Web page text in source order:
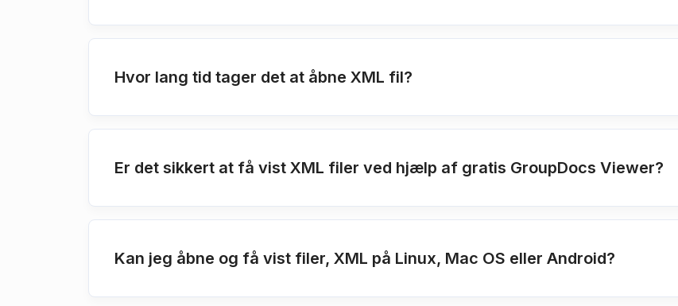
Hvor lang tid tager det at åbne XML fil?
Er det sikkert at få vist XML filer ved hjælp af gratis GroupDocs Viewer?
Kan jeg åbne og få vist filer, XML på Linux, Mac OS eller Android?